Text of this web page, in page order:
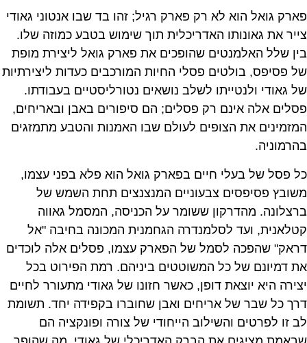
פארק גואל הוא לא רק פארק רגיל; זהו בד שבו אנטוני גאודי
צייר את גאונותו האדריכלית תוך שימוש בטבע כמוזה שלו.
בין שלל האלמנטים שהופכים את פארק גואל ליצירת מופת
של פסיפס, בולטים פסלי החיות המורכבים כעדות ליצירתיות
של גאודי ולנטייתו לשלב נושאים נטורליסטיים בעבודתו.
פסלים אלה אינם רק פסלים; הם סיפורים באבן ובאריחים,
המזמינים את הצופים לעולם שבו האמנות והטבע מתמזגים
בהרמוניה.
כל פסל של בעלי חיים בפארק גואל הוא פלא בפני עצמו,
משובץ פסיפסים צבעוניים המנצנצים תחת השמש של
ברצלונה. מהדרקון ששומר על הכניסה, המסמל גאווה
קטלאנית, ועד לסלמנדרה הגחמנית המכונה בחיבה "אל
דראק" שהפכה לסמל של הפארק עצמו, פסלים אלה לוכדים
את דמיונם של כל המשוטטים ביניהם. רמת הפירוט בכל
יצירה היא יוצאת דופן, כאשר חזונו של גאודי מתעורר לחיים
דרך כל שבר של אריחים ואבן שחוברו בקפידה יחד. תשומת
לב זו לפרטים והשילוב הייחודי של צורה ופונקציה הם